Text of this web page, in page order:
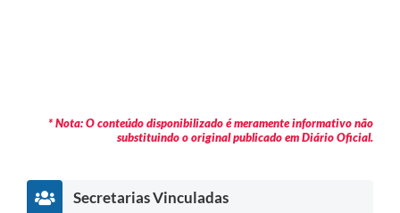
* Nota: O conteúdo disponibilizado é meramente informativo não
substituindo o original publicado em Diário Oficial.
Secretarias Vinculadas